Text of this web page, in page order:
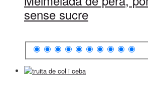
sense sucre